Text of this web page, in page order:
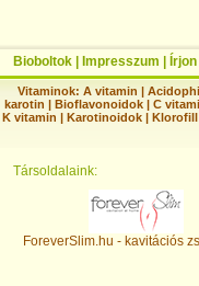
Bioboltok Impresszum
Vitaminok: A vitamin |
karotin | Bioflavonoidok | C
K vitamin | Karotinoidok | Klorofill
Társoldalaink:
ForeverSlim.hu - kavitációs